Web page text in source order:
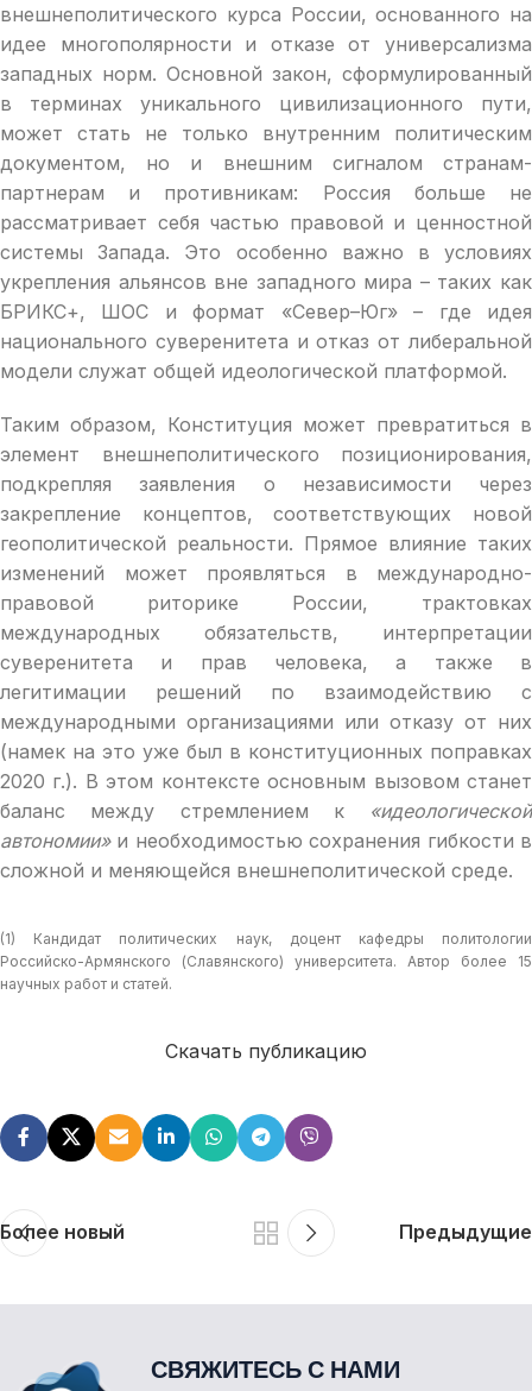
внешнеполитического курса России, основанного на
идее многополярности и отказе от универсализма
западных норм. Основной закон, сформулированный
в терминах уникального цивилизационного пути,
может стать не только внутренним политическим
документом, но и внешним сигналом странам-
партнерам и противникам: Россия больше не
рассматривает себя частью правовой и ценностной
системы Запада. Это особенно важно в условиях
укрепления альянсов вне западного мира – таких как
БРИКС+, ШОС и формат «Север–Юг» – где идея
национального суверенитета и отказ от либеральной
модели служат общей идеологической платформой.
Таким образом, Конституция может превратиться в
элемент внешнеполитического позиционирования,
подкрепляя заявления о независимости через
закрепление концептов, соответствующих новой
геополитической реальности. Прямое влияние таких
изменений может проявляться в международно-
правовой риторике России, трактовках
международных обязательств, интерпретации
суверенитета и прав человека, а также в
легитимации решений по взаимодействию с
международными организациями или отказу от них
(намек на это уже был в конституционных поправках
2020 г.). В этом контексте основным вызовом станет
баланс между стремлением к «идеологической
автономии»и необходимостью сохранения гибкости в
сложной и меняющейся внешнеполитической среде.
(1) Кандидат политических наук, доцент кафедры политологии
Российско-Армянского (Славянского) университета. Автор более 15
научных работ и статей.
Скачать публикацию
Более новый Предыдущие
СВЯЖИТЕСЬ С НАМИ